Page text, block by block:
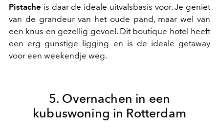
Pistache is daar de ideale uitvalsbasis voor. Je geniet
van de grandeur van het oude pand, maar wel van
een knus en gezellig gevoel. Dit boutique hotel heeft
een erg gunstige ligging en is de ideale getaway
voor een weekendje weg.
5. Overnachen in een
kubuswoning in Rotterdam